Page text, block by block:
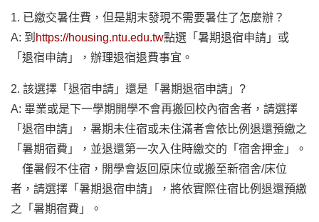
1. 已繳交暑住費，但是期末發現不需要暑住了怎麼辦？
A: 到 https://housing.ntu.edu.tw點選「暑期退宿申請」或
「退宿申請」，辦理退宿退費事宜。
2. 該選擇「退宿申請」還是「暑期退宿申請」?
A: 畢業或是下一學期開學不會再搬回校內宿舍者，請選擇
「退宿申請」，暑期未住宿或未住滿者會依比例退還預繳之
「暑期宿費」，並退還第一次入住時繳交的「宿舍押金」。
僅暑假不住宿，開學會返回原床位或搬至新宿舍/床位
者，請選擇「暑期退宿申請」，將依實際住宿比例退還預繳
之「暑期宿費」。